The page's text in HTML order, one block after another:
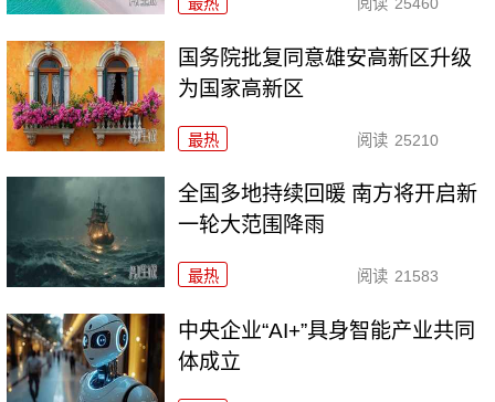
国务院批复同意雄安高新区升级
为国家高新区
最热 阅读 25210
全国多地持续回暖 南方将开启新
一轮大范围降雨
最热 阅读 21583
中央企业“AI+”具身智能产业共同
体成立